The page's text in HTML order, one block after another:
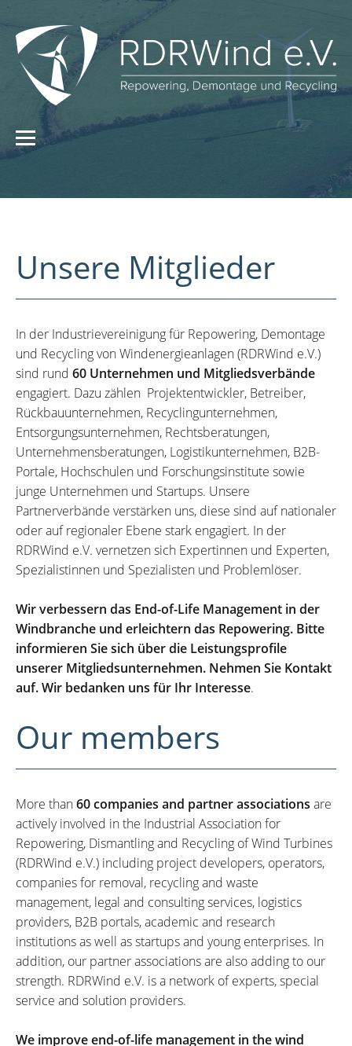
Unsere Mitglieder
In der Industrievereinigung für Repowering, Demontage
und Recycling von Windenergieanlagen (RDRWind e.V.)
sind rund 60 Unternehmen und Mitgliedsverbände
engagiert. Dazu zählen Projektentwickler, Betreiber,
Rückbauunternehmen, Recyclingunternehmen,
Entsorgungsunternehmen, Rechtsberatungen,
Unternehmensberatungen, Logistikunternehmen, B2B-
Portale, Hochschulen und Forschungsinstitute sowie
junge Unternehmen und Startups. Unsere
Partnerverbände verstärken uns, diese sind auf nationaler
oder auf regionaler Ebene stark engagiert. In der
RDRWind e.V. vernetzen sich Expertinnen und Experten,
Spezialistinnen und Spezialisten und Problemlöser.
Wir verbessern das End-of-Life Management in der
Windbranche und erleichtern das Repowering. Bitte
informieren Sie sich über die Leistungsprofile
unserer Mitgliedsunternehmen. Nehmen Sie Kontakt
auf. Wir bedanken uns für Ihr Interesse.
Our members
More than60 companies and partner associations are
actively involved in the Industrial Association for
Repowering, Dismantling and Recycling of Wind Turbines
(RDRWind e.V.) including project developers, operators,
companies for removal, recycling and waste
management, legal and consulting services, logistics
providers, B2B portals, academic and research
institutions as well as startups and young enterprises. In
addition, our partner associations are also adding to our
strength. RDRWind e.V. is a network of experts, special
service and solution providers.
We improve end-of-life management in the wind